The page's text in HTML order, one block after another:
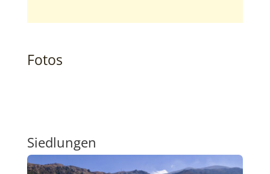
Fotos
Siedlungen